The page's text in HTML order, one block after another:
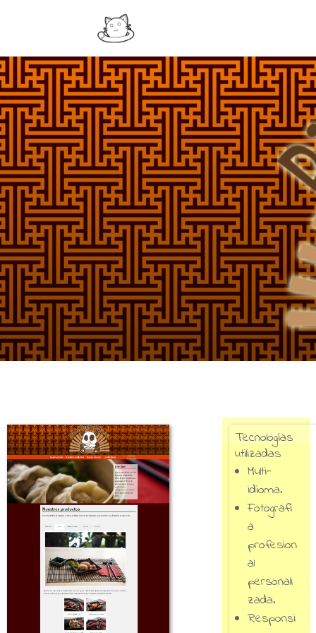
Tecnologías
utilizadas
Multi-
idioma.
Fotografí
a
profesion
al
personali
zada.
Responsi